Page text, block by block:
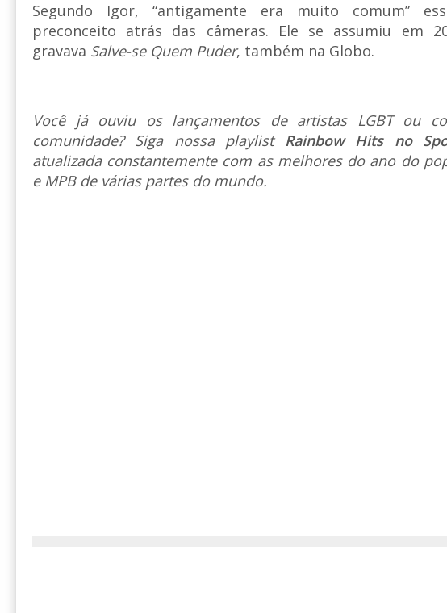
Segundo Igor, “antigamente era muito comum”
preconceito atrás das câmeras. Ele se assumiu em
gravava Salve-se Quem Puder, também na Globo.
Você já ouviu os lançamentos de artistas LGBT ou
comunidade? Siga nossa playlist Rainbow Hits no
atualizada constantemente com as melhores do ano do
e MPB de várias partes do mundo.